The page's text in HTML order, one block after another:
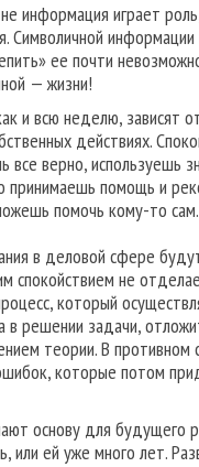
информация играет
Символичной
ее почти
— жизни!
и всю неделю, зависят
действиях.
все верно, используешь
принимаешь помощь и
помочь кому-то
в деловой сфере
спокойствием не
который
в решении задачи,
теории. В противном
которые потом
основу для будущего
или ей уже много лет.